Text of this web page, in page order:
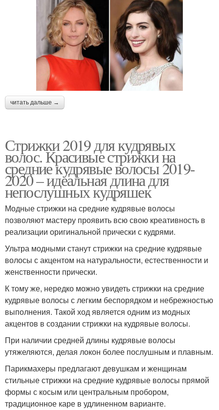
читать дальше →
Стрижки 2019 для кудрявых
волос. Красивые стрижки на
средние кудрявые волосы 2019-
2020 – идеальная длина для
непослушных кудряшек
Модные стрижки на средние кудрявые волосы
позволяют мастеру проявить всю свою креативность в
реализации оригинальной прически с кудрями.
Ультра модными станут стрижки на средние кудрявые
волосы с акцентом на натуральности, естественности и
женственности прически.
К тому же, нередко можно увидеть стрижки на средние
кудрявые волосы с легким беспорядком и небрежностью
выполнения. Такой ход является одним из модных
акцентов в создании стрижки на кудрявые волосы.
При наличии средней длины кудрявые волосы
утяжеляются, делая локон более послушным и плавным.
Парикмахеры предлагают девушкам и женщинам
стильные стрижки на средние кудрявые волосы прямой
формы с косым или центральным пробором,
традиционное каре в удлиненном варианте.